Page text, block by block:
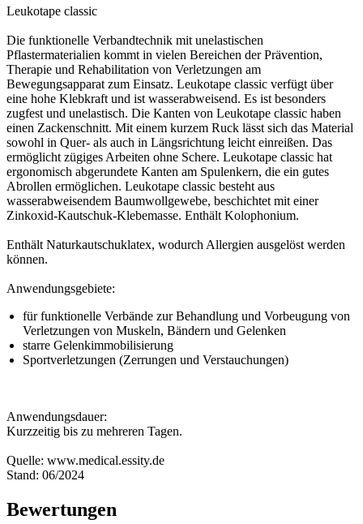
Leukotape classic
Die funktionelle Verbandtechnik mit unelastischen
Pflastermaterialien kommt in vielen Bereichen der Prävention,
Therapie und Rehabilitation von Verletzungen am
Bewegungsapparat zum Einsatz. Leukotape classic verfügt über
eine hohe Klebkraft und ist wasserabweisend. Es ist besonders
zugfest und unelastisch. Die Kanten von Leukotape classic haben
einen Zackenschnitt. Mit einem kurzem Ruck lässt sich das Material
sowohl in Quer- als auch in Längsrichtung leicht einreißen. Das
ermöglicht zügiges Arbeiten ohne Schere. Leukotape classic hat
ergonomisch abgerundete Kanten am Spulenkern, die ein gutes
Abrollen ermöglichen. Leukotape classic besteht aus
wasserabweisendem Baumwollgewebe, beschichtet mit einer
Zinkoxid-Kautschuk-Klebemasse. Enthält Kolophonium.
Enthält Naturkautschuklatex, wodurch Allergien ausgelöst werden
können.
Anwendungsgebiete:
für funktionelle Verbände zur Behandlung und Vorbeugung von
Verletzungen von Muskeln, Bändern und Gelenken
starre Gelenkimmobilisierung
Sportverletzungen (Zerrungen und Verstauchungen)
Anwendungsdauer:
Kurzzeitig bis zu mehreren Tagen.
Quelle: www.medical.essity.de
Stand: 06/2024
Bewertungen